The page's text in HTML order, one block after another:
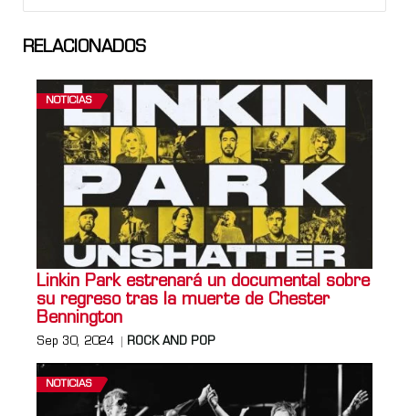
RELACIONADOS
NOTICIAS
Linkin Park estrenará un documental sobre
su regreso tras la muerte de Chester
Bennington
Sep 30, 2024 ROCK AND POP
NOTICIAS